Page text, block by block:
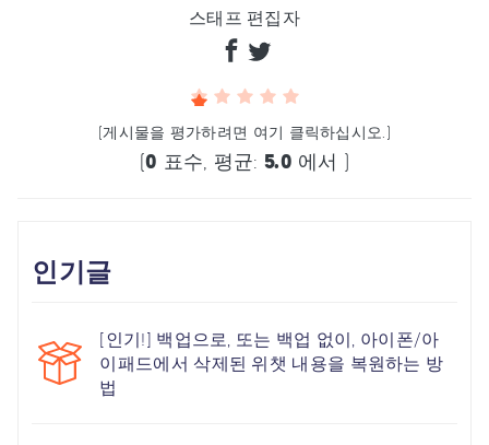
스태프 편집자
(게시물을 평가하려면 여기 클릭하십시오.)
(0 표수, 평균: 5.0 에서 )
인기글
[인기!] 백업으로, 또는 백업 없이, 아이폰/아
이패드에서 삭제된 위챗 내용을 복원하는 방
법